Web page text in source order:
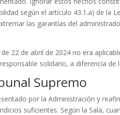
según el artículo 43.1.a) de la
las garantías del
22 de abril de 2024 no era
solidario, a diferencia de
Supremo
por la Administración y
suficientes. Según la Sala,